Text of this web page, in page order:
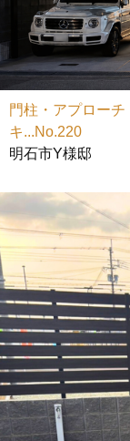
門柱・アプロー
キ...No.220
明石市Y様邸